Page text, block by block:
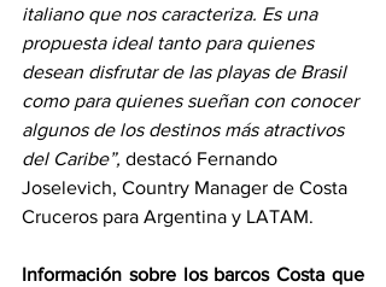
italiano que nos caracteriza. Es una
propuesta ideal tanto para quienes
desean disfrutar de las playas de Brasil
como para quienes sueñan con conocer
algunos de los destinos más atractivos
del Caribe”, destacó Fernando
Joselevich, Country Manager de Costa
Cruceros para Argentina y LATAM.
Información sobre los barcos Costa que